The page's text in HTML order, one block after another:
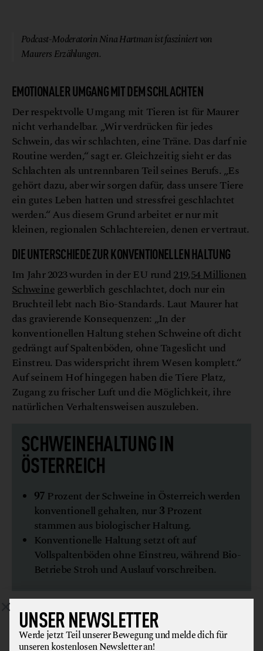
Podcast-Moderatorin Nina Hartman ist fasziniert von
Maurers Erzählungen.
EMOTIONALER UMGANG MIT DEM SCHLACHTEN
Der respektvolle Umgang mit Tieren ist für Maurer
nicht verhandelbar. „Wir verdrücken für jedes
Schwein, das wir schlachten, eine Träne. Das darf nie
Routine werden,“ sagt er. Gleichzeitig sieht er das
Schlachten als untrennbaren Teil seines Berufs. „Es
gehört dazu, aber wir sorgen dafür, dass unsere Tiere
ein gutes Leben hatten und stressfrei geschlachtet
werden.“ Aus diesem Grund arbeitet er nur mit
kleinen, regionalen Schlachtereien, denen er vertraut.
DIE UNTERSCHIEDE ZUR KONVENTIONELLEN HALTUNG
Im Jahr 2023 wurden in der EU rund219,54 Millionen
Schweinegewerblich geschlachtet, doch nur ein
Bruchteil lebt nach Bio-Standards. Laut Maurer hat
das gravierende Konsequenzen: „In der
konventionellen Haltung stehen Schweine oft dicht
gedrängt auf Spaltenböden, ohne Tageslicht und
Einstreu. Das widerspricht ihrem Wesen komplett.“
Auf seinem Hof hingegen haben die Tiere Platz,
Zugang zu frischer Luft und die Möglichkeit, ihre
natürlichen Verhaltensweisen auszuleben.
SCHWEINEHALTUNG IN
ÖSTERREICH
97 Prozent der Schweine in Österreich werden
konventionell gehalten, nur3 Prozent
stammen aus biologischer Haltung.
Konventionelle Haltung setzt oft auf
Vollspaltenböden ohne Einstreu, während Bio-
Betriebe Stroh und Auslauf vorschreiben.
SCHULE AM BAUERNHOF: BILDUNG FÜR DIE ZUKUNFT
UNSER NEWSLETTER
Werde jetzt Teil unserer Bewegung und melde dich für
unseren kostenlosen Newsletter an!